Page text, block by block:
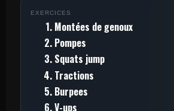
EXERCICES
Montées de genoux
Pompes
Squats jump
Tractions
Burpees
V-ups